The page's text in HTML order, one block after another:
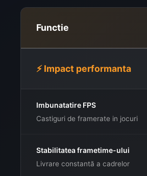
Functie
⚡ Impact performanta
Imbunatatire FPS
Castiguri de framerate in jocuri
Stabilitatea frametime-ului
Livrare constantă a cadrelor